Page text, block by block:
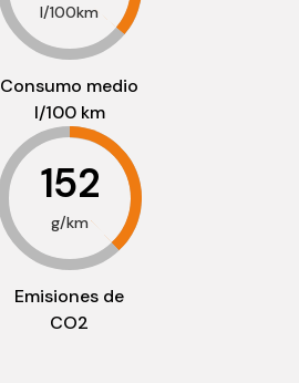
l/100km
Consumo medio
l/100 km
152
g/km
Emisiones de
CO2